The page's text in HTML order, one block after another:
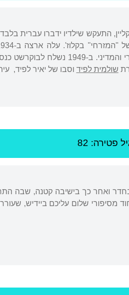
התעקש שילדיו ידברו עברית
וכעורך ב"הצופה", ב"ידיעות אחרונות" וב""מעריב"". בנוסף, היה פעיל
שולמית לפיד וסבו של יאיר לפיד,
פטירה: 82
ואחר כך בישיבה קטנה, שבה
מסיפורי שלום עליכם ביידיש,